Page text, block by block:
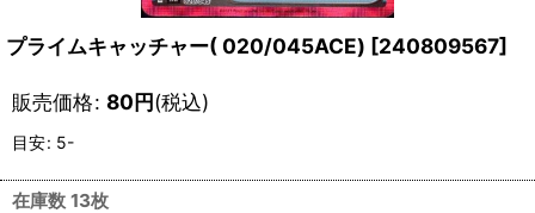
プライムキャッチャー( 020/045ACE) [240809567]
販売価格: 80円(税込)
目安: 5-
在庫数 13枚